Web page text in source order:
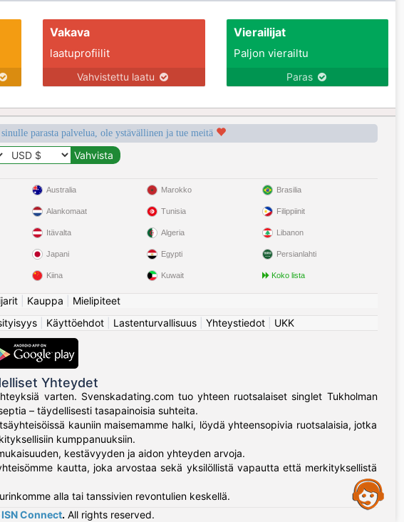
Vakava
laatuprofiilit
Vahvistettu laatu
Vierailijat
Paljon vierailtu
Paras
parasta palvelua, ole ystävällinen ja tue meitä
Australia
Alankomaat
Itävalta
Japani
Kiina
Marokko
Tunisia
Algeria
Egypti
Kuwait
Brasilia
Filippiinit
Libanon
Persianlahti
Koko lista
Kauppa
Mielipiteet
| Käyttöehdot| Lastenturvallisuus| Yhteystiedot| UKK
Yhteydet
varten. Svenskadating.com tuo yhteen ruotsalaiset singlet Tukholman
– täydellisesti tasapainoisia suhteita.
kauniin maisemamme halki, löydä yhteensopivia ruotsalaisia, jotka
kumppanuuksiin.
kestävyyden ja aidon yhteyden arvoja.
kautta, joka arvostaa sekä yksilöllistä vapautta että merkityksellistä
alla tai tanssivien revontulien keskellä.
ISN Connect. All rights reserved.